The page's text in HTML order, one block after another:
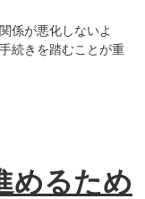
係が悪化しないよ
続きを踏むことが重
めるため